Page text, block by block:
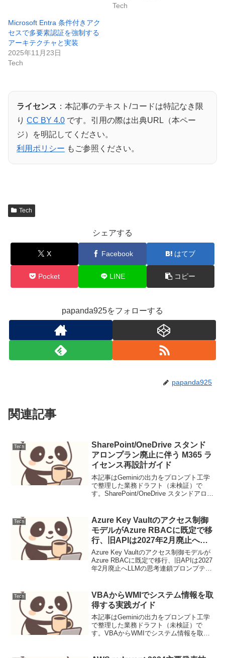
Tech
Microsoft Entra 条件付きアク
セスで多要素認証を強制する
アーキテクチャと実装
2025年11月23日
Tech
ライセンス ：本記事のテキスト/コードは特記なき限
り CC BY 4.0 です。引用の際は出典URL（本ペー
ジ）を明記してください。
利用ポリシー もご参照ください。
Tech
シェアする
X Facebook はてブ
Pocket LINE コピー
papanda925をフォローする
papanda925
関連記事
Tech
SharePoint/OneDrive スタンド
アロンプラン廃止に伴う M365 ラ
イセンス再設計ガイド
本記事はGeminiの出力をプロンプト工学
で整理した業務ドラフト（未検証）で
す。SharePoint/OneDrive スタンドアロン
ライセンス移行と、統合パッケ...
Tech
Azure Key Vaultのアクセス制御
モデルがAzure RBACに既定で移
行、旧APIは2027年2月廃止へ
（運用連絡）
Azure Key Vaultのアクセス制御モデルが
Azure RBACに既定で移行、旧APIは2027
年2月廃止へLLMの思考連鎖プロンプティ
問い合わせ対応を自...
Tech
VBAからWMIでシステム情報を取
得する実践ガイド
本記事はGeminiの出力をプロンプト工学
で整理した業務ドラフト（未検証）で
す。VBAからWMIでシステム情報を取得